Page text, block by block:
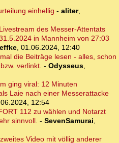
einhellig - aliter,
des Messer-Attentats
in Mannheim von 27:03
, 01.06.2024, 12:40
die Beiträge lesen - alles, schon
verlinkt. - Odysseus,
ging viral: 12 Minuten
Laie nach einer Messerattacke
12:54
112 zu wählen und Notarzt
sinnvoll. - SevenSamurai,
Video mit völlig anderer